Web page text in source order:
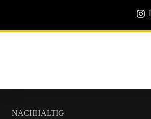
NACHHALTIG